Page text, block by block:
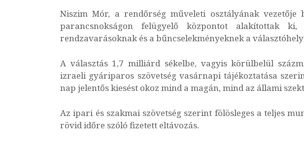
Niszim Mór, a rendőrség műveleti osztályának vezetője
parancsnokságon felügyelő központot alakítottak
rendzavarásoknak és a bűncselekményeknek a
A választás 1,7 milliárd sékelbe, vagyis körülbelül
izraeli gyáriparos szövetség vasárnapi tájékoztatása
nap jelentős kiesést okoz mind a magán, mind az állami
Az ipari és szakmai szövetség szerint fölösleges a teljes
rövid időre szóló fizetett eltávozás.